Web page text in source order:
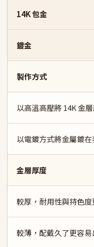
14K 包金
鍍金
製作方式
以高溫高壓將 14K 金
以電鍍方式將金屬鍍
金層厚度
較厚，耐用性與持色度
較薄，配戴久了更容易